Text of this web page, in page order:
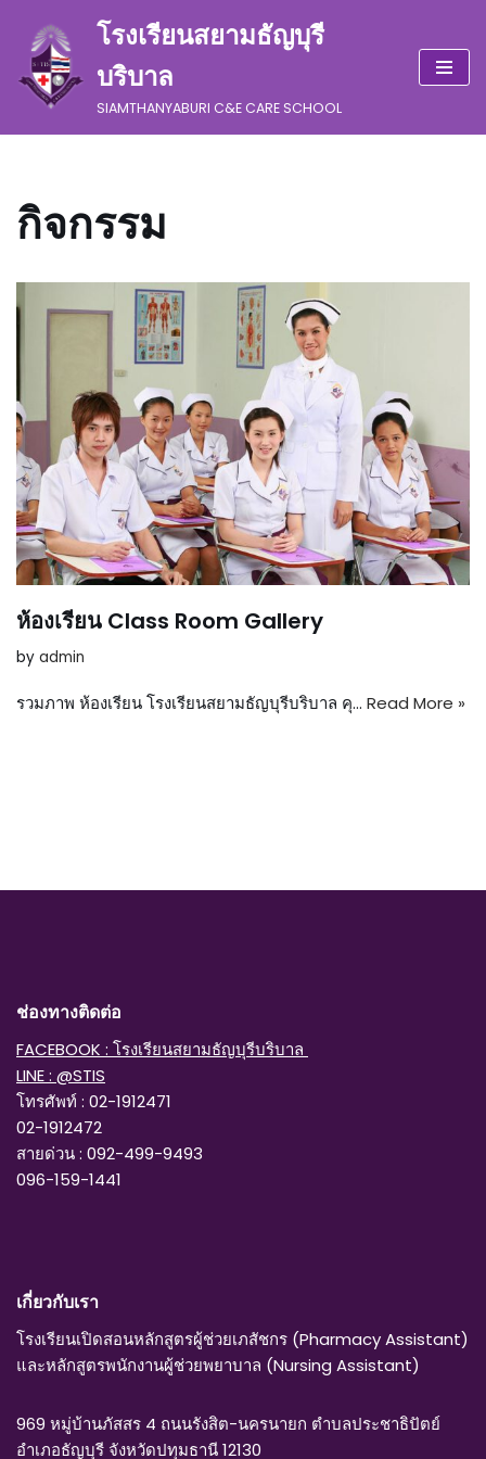
Skip
to
content
โรงเรียนสยามธัญบุรี
บริบาล
SIAMTHANYABURI C&E CARE SCHOOL
กิจกรรม
ห้องเรียน Class Room Gallery
by admin
รวมภาพ ห้องเรียน โรงเรียนสยามธัญบุรีบริบาล คุ… Read More »
ช่องทางติดต่อ
FACEBOOK : โรงเรียนสยามธัญบุรีบริบาล
LINE : @STIS
โทรศัพท์ : 02-1912471
02-1912472
สายด่วน : 092-499-9493
096-159-1441
เกี่ยวกับเรา
โรงเรียนเปิดสอนหลักสูตรผู้ช่วยเภสัชกร (Pharmacy Assistant)
และหลักสูตรพนักงานผู้ช่วยพยาบาล (Nursing Assistant)
969 หมู่บ้านภัสสร 4 ถนนรังสิต-นครนายก ตำบลประชาธิปัตย์
อำเภอธัญบุรี จังหวัดปทุมธานี 12130